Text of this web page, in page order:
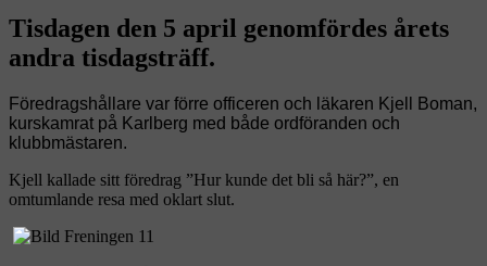
Tisdagen den 5 april genomfördes årets
andra tisdagsträff.
Föredragshållare var förre officeren och läkaren Kjell Boman,
kurskamrat på Karlberg med både ordföranden och
klubbmästaren.
Kjell kallade sitt föredrag ”Hur kunde det bli så här?”, en
omtumlande resa med oklart slut.